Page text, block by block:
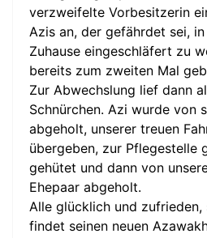
verzweifelte Vorbesitzerin
Azis an, der gefährdet sei,
Zuhause eingeschläfert zu
bereits zum zweiten Mal
Zur Abwechslung lief dann
Schnürchen. Azi wurde von
abgeholt, unserer treuen
übergeben, zur Pflegestelle
gehütet und dann von
Ehepaar abgeholt.
Alle glücklich und zufrieden,
findet seinen neuen